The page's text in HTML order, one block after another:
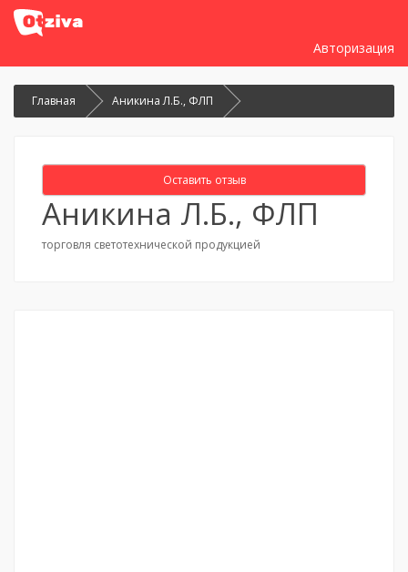
Авторизация
Главная Аникина Л.Б., ФЛП
Оставить отзыв
Аникина Л.Б., ФЛП
торговля светотехнической продукцией